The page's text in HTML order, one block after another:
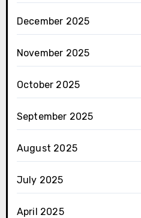
December 2025
November 2025
October 2025
September 2025
August 2025
July 2025
April 2025